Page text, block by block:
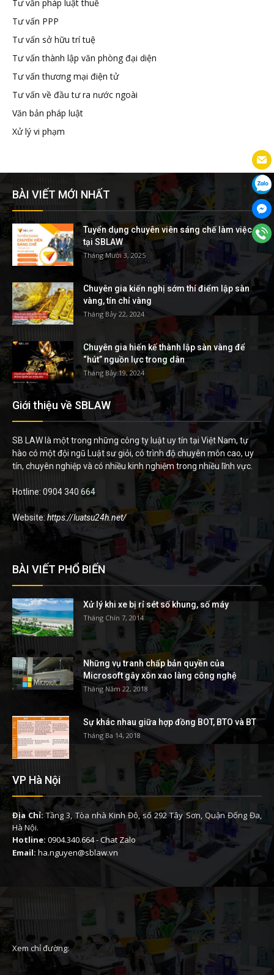
Tư vấn pháp luật thuế
Tư vấn PPP
Tư vấn sở hữu trí tuệ
Tư vấn thành lập văn phòng đại diện
Tư vấn thương mại điện tử
Tư vấn về đầu tư ra nước ngoài
Văn bản pháp luật
Xử lý vi phạm
BÀI VIẾT MỚI NHẤT
Tuyển dụng chuyên viên sáng chế làm việc
tại SBLAW
Tháng Mười 3, 2025
Chuyên gia kiến nghị sớm thí điểm lập sàn
vàng, tín chỉ vàng
Tháng Bảy 22, 2024
Chuyên gia hiến kế thành lập sàn vàng để
“hút” nguồn lực trong dân
Tháng Bảy 19, 2024
Giới thiệu về SBLAW
SB LAW là một trong những công ty luật uy tín tại Việt Nam, tự
hào có một đội ngũ Luật sư giỏi, có trình độ chuyên môn cao, uy
tín, chuyên nghiệp và có nhiều kinh nghiệm trong nhiều lĩnh vực.
Hotline: 0904 340 664
Website: https://luatsu24h.net/
BÀI VIẾT PHỔ BIẾN
Xử lý khi xe bị rỉ sét số khung, số máy
Tháng Chín 7, 2014
Những vụ tranh chấp bản quyền của
Microsoft gây xôn xao làng công nghệ
Tháng Năm 22, 2018
Sự khác nhau giữa hợp đồng BOT, BTO và BT
Tháng Ba 14, 2018
VP Hà Nội
Địa Chỉ: Tầng 3, Tòa nhà Kinh Đô, số 292 Tây Sơn, Quận Đống Đa,
Hà Nội.
Hotline: 0904.340.664-Chat Zalo
Email: ha.nguyen@sblaw.vn
Xem chỉ đường: